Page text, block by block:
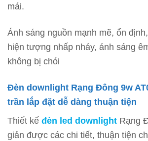
mái.
Ánh sáng nguồn mạnh mẽ, ổn
hiện tượng nhấp nháy, ánh sáng
không bị chói
Đèn downlight Rạng Đông 9w
trần lắp đặt dễ dàng thuận tiện
Thiết kế đèn led downlight Rạng
giản được các chi tiết, thuận tiện